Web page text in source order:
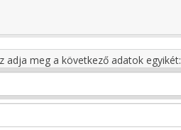
adja meg a következő adatok egyikét: